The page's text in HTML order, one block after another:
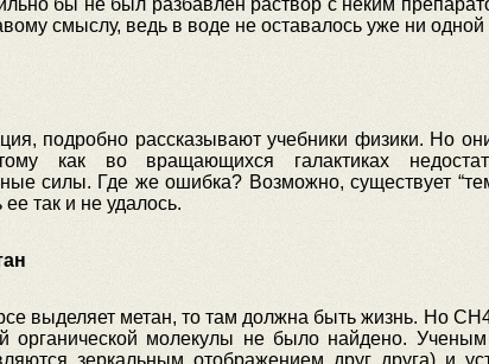
бы не был разбавлен раствор с неким
смыслу, ведь в воде не оставалось уже ни
подробно рассказывают учебники физики. Но
как во вращающихся галактиках
силы. Где же ошибка? Возможно, существует
так и не удалось.
выделяет метан, то там должна быть жизнь. Но
органической молекулы не было найдено.
зеркальным отображением друг друга) и